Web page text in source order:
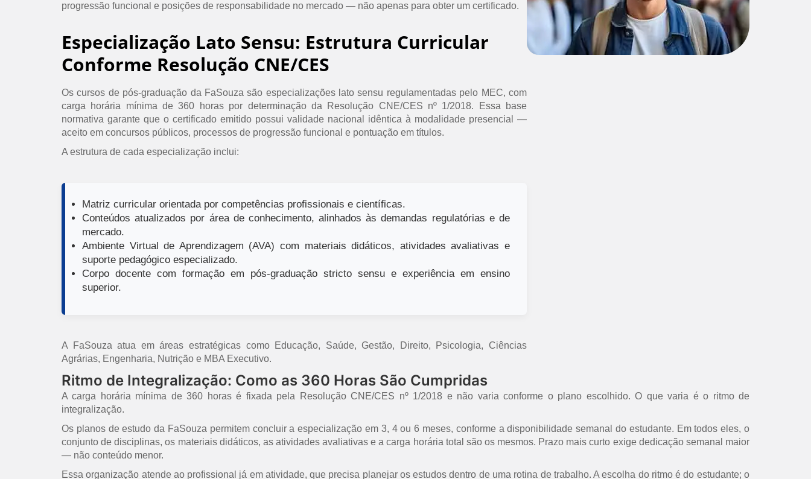
progressão funcional e posições de responsabilidade no mercado — não apenas para obter um certificado.
Especialização Lato Sensu: Estrutura Curricular
Conforme Resolução CNE/CES
Os cursos de pós-graduação da FaSouza são especializações lato sensu regulamentadas pelo MEC, com
carga horária mínima de 360 horas por determinação da Resolução CNE/CES nº 1/2018. Essa base
normativa garante que o certificado emitido possui validade nacional idêntica à modalidade presencial —
aceito em concursos públicos, processos de progressão funcional e pontuação em títulos.
A estrutura de cada especialização inclui:
Matriz curricular orientada por competências profissionais e científicas.
Conteúdos atualizados por área de conhecimento, alinhados às demandas regulatórias e de
mercado.
Ambiente Virtual de Aprendizagem (AVA) com materiais didáticos, atividades avaliativas e
suporte pedagógico especializado.
Corpo docente com formação em pós-graduação stricto sensu e experiência em ensino
superior.
A FaSouza atua em áreas estratégicas como Educação, Saúde, Gestão, Direito, Psicologia, Ciências
Agrárias, Engenharia, Nutrição e MBA Executivo.
Ritmo de Integralização: Como as 360 Horas São Cumpridas
A carga horária mínima de 360 horas é fixada pela Resolução CNE/CES nº 1/2018 e não varia conforme o plano escolhido. O que varia é o ritmo de
integralização.
Os planos de estudo da FaSouza permitem concluir a especialização em 3, 4 ou 6 meses, conforme a disponibilidade semanal do estudante. Em todos eles, o
conjunto de disciplinas, os materiais didáticos, as atividades avaliativas e a carga horária total são os mesmos. Prazo mais curto exige dedicação semanal maior
— não conteúdo menor.
Essa organização atende ao profissional já em atividade, que precisa planejar os estudos dentro de uma rotina de trabalho. A escolha do ritmo é do estudante; o